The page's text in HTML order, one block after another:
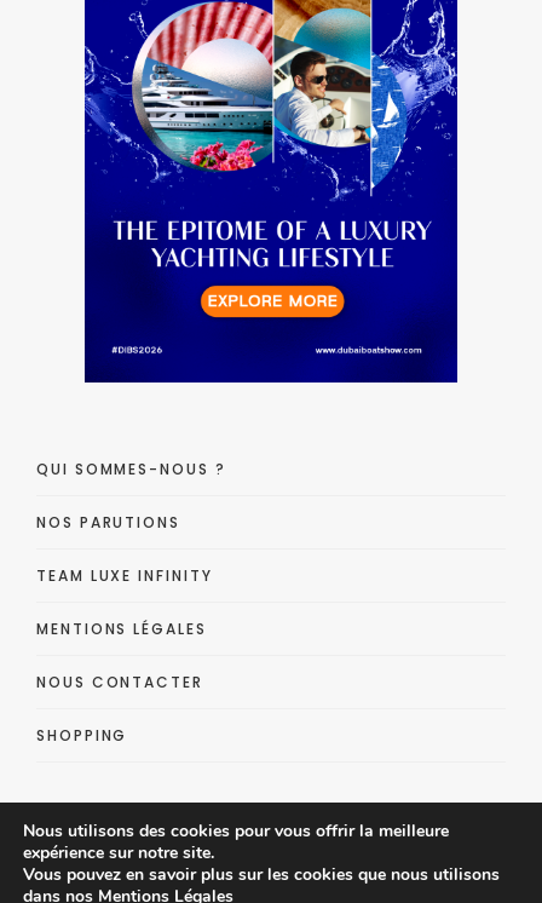
QUI SOMMES-NOUS ?
NOS PARUTIONS
TEAM LUXE INFINITY
MENTIONS LÉGALES
NOUS CONTACTER
SHOPPING
Nous utilisons des cookies pour vous offrir la meilleure
expérience sur notre site.
Vous pouvez en savoir plus sur les cookies que nous utilisons
dans nos Mentions Légales